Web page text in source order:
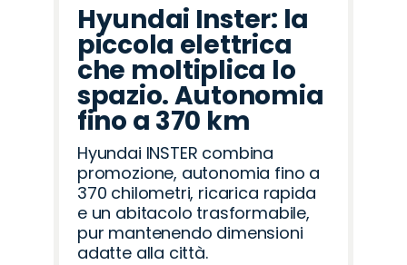
Hyundai Inster: la
piccola elettrica
che moltiplica lo
spazio. Autonomia
fino a 370 km
Hyundai INSTER combina
promozione, autonomia fino a
370 chilometri, ricarica rapida
e un abitacolo trasformabile,
pur mantenendo dimensioni
adatte alla città.